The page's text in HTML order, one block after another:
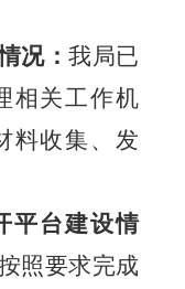
况：我局已
相关工作机
料收集、发
平台建设情
照要求完成